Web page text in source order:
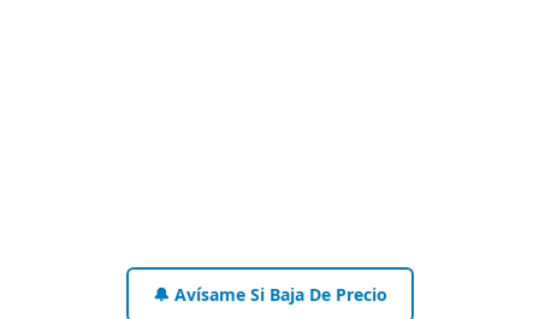
🔔 Avísame Si Baja De Precio